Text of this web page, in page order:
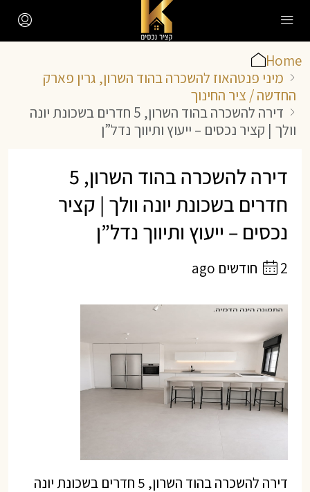
Home
מיני פנטהאוז להשכרה בהוד השרון, גרין פארק
החדשה / ציר החינוך
דירה להשכרה בהוד השרון, 5 חדרים בשכונת יונה
וולך | קציר נכסים – ייעוץ ותיווך נדל”ן
דירה להשכרה בהוד השרון, 5
חדרים בשכונת יונה וולך | קציר
נכסים – ייעוץ ותיווך נדל”ן
2 חודשים ago
דירה להשכרה בהוד השרון, 5 חדרים בשכונת יונה